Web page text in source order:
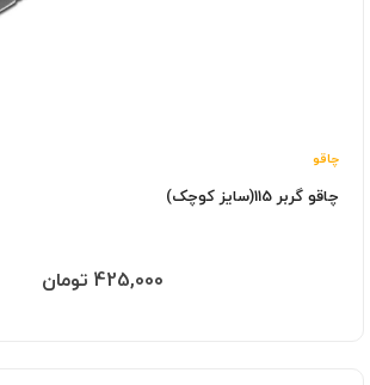
چاقو
چاقو گربر 115(سایز کوچک)
425,000 تومان